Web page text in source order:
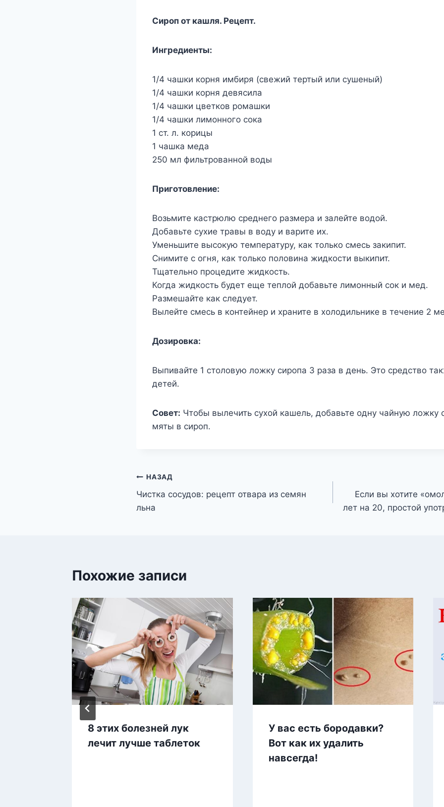
Сироп от кашля. Рецепт.
Ингредиенты:
1/4 чашки корня имбиря (свежий тертый или сушеный)
1/4 чашки корня девясила
1/4 чашки цветков ромашки
1/4 чашки лимонного сока
1 ст. л. корицы
1 чашка меда
250 мл фильтрованной воды
Приготовление:
Возьмите кастрюлю среднего размера и залейте водой.
Добавьте сухие травы в воду и варите их.
Уменьшите высокую температуру, как только смесь закипит.
Снимите с огня, как только половина жидкости выкипит.
Тщательно процедите жидкость.
Когда жидкость будет еще теплой добавьте лимонный сок и мед.
Размешайте как следует.
Вылейте смесь в контейнер и храните в холодильнике в течение 2
Дозировка:
Выпивайте 1 столовую ложку сиропа 3 раза в день. Это средство
детей.
Совет: Чтобы вылечить сухой кашель, добавьте одну чайную ложку
мяты в сироп.
Навигация
по
НАЗАД
Чистка сосудов: рецепт отвара из семян
льна
Если вы хотите
лет на 20, простой
Похожие записи
8 этих болезней лук
лечит лучше таблеток
У вас есть бородавки?
Вот как их удалить
навсегда!